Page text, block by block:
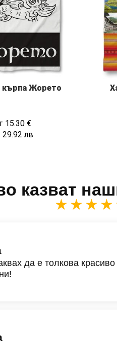
кърпа Жорето
15.30 €
29.92лв
казват
да е толкова